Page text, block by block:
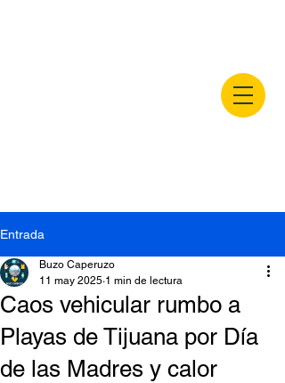
Entrada
Caos vehicular rumbo a
Playas de Tijuana por Día
de las Madres y calor
Buzo Caperuzo
11 may 2025 1 min de lectura